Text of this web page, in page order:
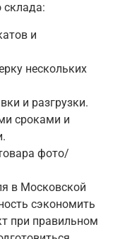
склада:
и
нескольких
и разгрузки.
сроками и
фото/
в Московской
сэкономить
при правильном